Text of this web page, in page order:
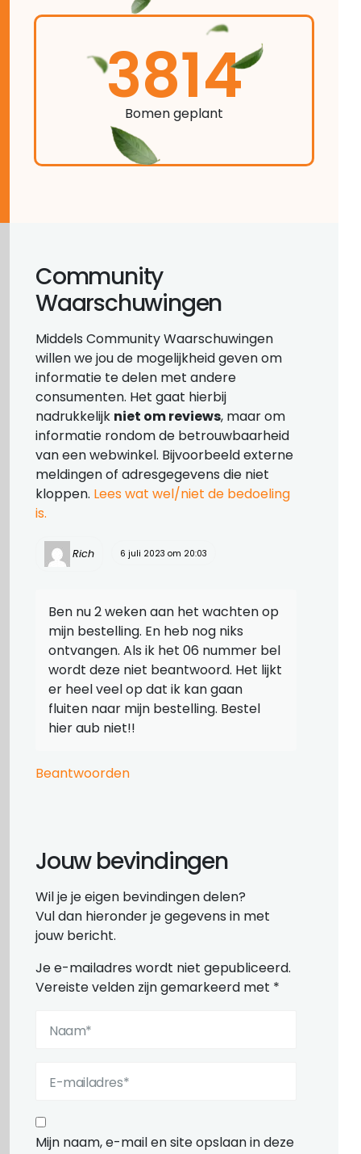
3814
Bomen geplant
Community
Waarschuwingen
Middels Community Waarschuwingen
willen we jou de mogelijkheid geven om
informatie te delen met andere
consumenten. Het gaat hierbij
nadrukkelijk niet om reviews, maar om
informatie rondom de betrouwbaarheid
van een webwinkel. Bijvoorbeeld externe
meldingen of adresgegevens die niet
kloppen. Lees wat wel/niet de bedoeling
is.
Rich 6 juli 2023 om 20:03
Ben nu 2 weken aan het wachten op
mijn bestelling. En heb nog niks
ontvangen. Als ik het 06 nummer bel
wordt deze niet beantwoord. Het lijkt
er heel veel op dat ik kan gaan
fluiten naar mijn bestelling. Bestel
hier aub niet!!
Beantwoorden
Jouw bevindingen
Wil je je eigen bevindingen delen?
Vul dan hieronder je gegevens in met
jouw bericht.
Je e-mailadres wordt niet gepubliceerd.
Vereiste velden zijn gemarkeerd met *
Mijn naam, e-mail en site opslaan in deze